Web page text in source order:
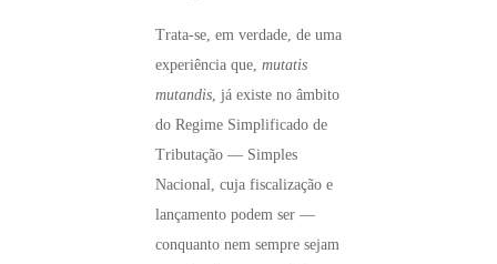
Trata-se, em verdade, de uma
experiência que, mutatis
mutandis , já existe no âmbito
do Regime Simplificado de
Tributação — Simples
Nacional, cuja fiscalização e
lançamento podem ser —
conquanto nem sempre sejam